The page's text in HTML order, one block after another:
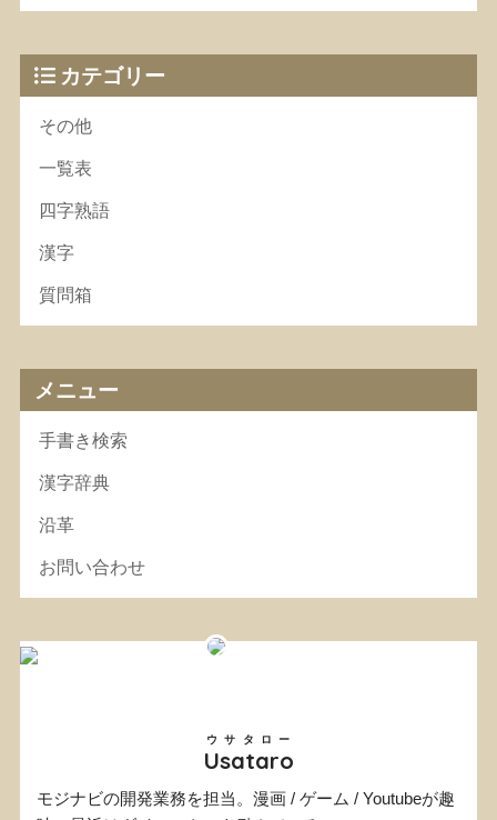
カテゴリー
その他
一覧表
四字熟語
漢字
質問箱
メニュー
手書き検索
漢字辞典
沿革
お問い合わせ
Usataro
ウサタロー
モジナビの開発業務を担当。漫画 / ゲーム / Youtubeが趣